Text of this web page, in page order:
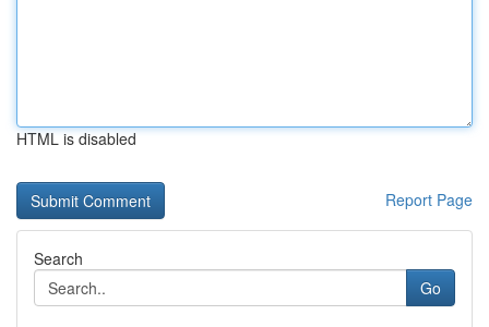
HTML is disabled
Report Page
Search
Go